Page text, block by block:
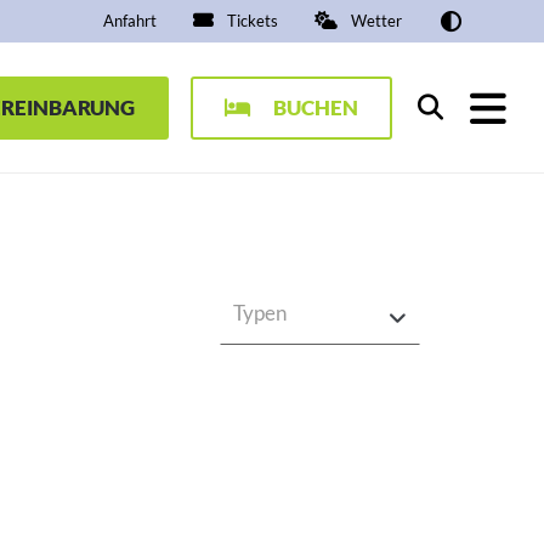
Anfahrt Tickets Wetter
BUCHEN Suchen
Typen